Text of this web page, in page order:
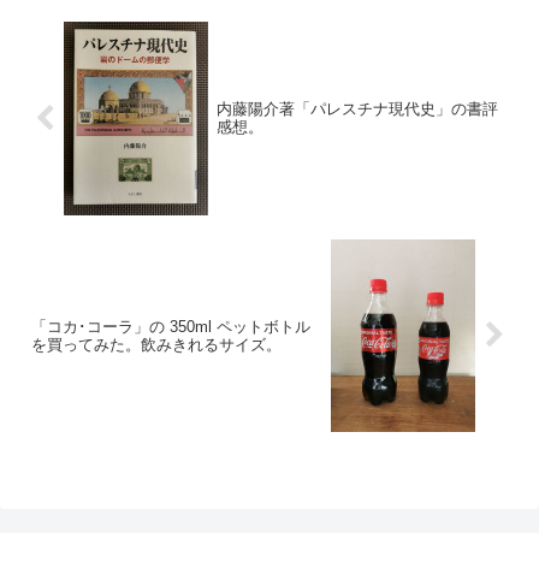
内藤陽介著「パレスチナ現代史」の書評
感想。
「コカ･コーラ」の 350ml ペットボトル
を買ってみた。飲みきれるサイズ。